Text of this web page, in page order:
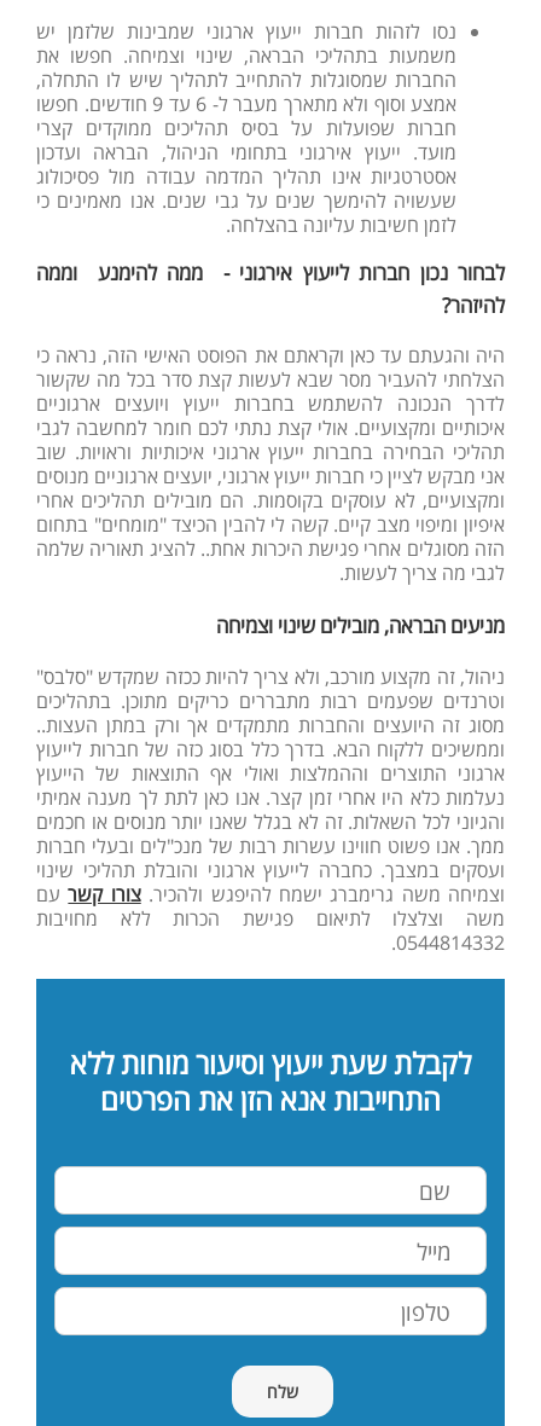
נסו לזהות חברות ייעוץ ארגוני שמבינות שלזמן יש
משמעות בתהליכי הבראה, שינוי וצמיחה. חפשו את
החברות שמסוגלות להתחייב לתהליך שיש לו התחלה,
אמצע וסוף ולא מתארך מעבר ל- 6 עד 9 חודשים. חפשו
חברות שפועלות על בסיס תהליכים ממוקדים קצרי
מועד. ייעוץ אירגוני בתחומי הניהול, הבראה ועדכון
אסטרטגיות אינו תהליך המדמה עבודה מול פסיכולוג
שעשויה להימשך שנים על גבי שנים. אנו מאמינים כי
לזמן חשיבות עליונה בהצלחה.
לבחור נכון חברות לייעוץ אירגוני - ממה להימנע וממה
להיזהר?
היה והגעתם עד כאן וקראתם את הפוסט האישי הזה, נראה כי
הצלחתי להעביר מסר שבא לעשות קצת סדר בכל מה שקשור
לדרך הנכונה להשתמש בחברות ייעוץ ויועצים ארגוניים
איכותיים ומקצועיים. אולי קצת נתתי לכם חומר למחשבה לגבי
תהליכי הבחירה בחברות ייעוץ ארגוני איכותיות וראויות. שוב
אני מבקש לציין כי חברות ייעוץ ארגוני, יועצים ארגוניים מנוסים
ומקצועיים, לא עוסקים בקוסמות. הם מובילים תהליכים אחרי
איפיון ומיפוי מצב קיים. קשה לי להבין הכיצד "מומחים" בתחום
הזה מסוגלים אחרי פגישת היכרות אחת.. להציג תאוריה שלמה
לגבי מה צריך לעשות.
מניעים הבראה, מובילים שינוי וצמיחה
ניהול, זה מקצוע מורכב, ולא צריך להיות ככזה שמקדש "סלבס"
וטרנדים שפעמים רבות מתבררים כריקים מתוכן. בתהליכים
מסוג זה היועצים והחברות מתמקדים אך ורק במתן העצות..
וממשיכים ללקוח הבא. בדרך כלל בסוג כזה של חברות לייעוץ
ארגוני התוצרים וההמלצות ואולי אף התוצאות של הייעוץ
נעלמות כלא היו אחרי זמן קצר. אנו כאן לתת לך מענה אמיתי
והגיוני לכל השאלות. זה לא בגלל שאנו יותר מנוסים או חכמים
ממך. אנו פשוט חווינו עשרות רבות של מנכ"לים ובעלי חברות
ועסקים במצבך. כחברה לייעוץ ארגוני והובלת תהליכי שינוי
וצמיחה משה גרימברג ישמח להיפגש ולהכיר.צורו קשרעם
משה וצלצלו לתיאום פגישת הכרות ללא מחויבות
0544814332.
לקבלת שעת ייעוץ וסיעור מוחות ללא
התחייבות אנא הזן את הפרטים